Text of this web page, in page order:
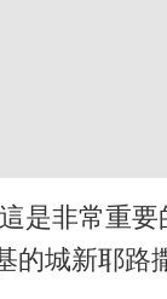
是非常重
城新耶路